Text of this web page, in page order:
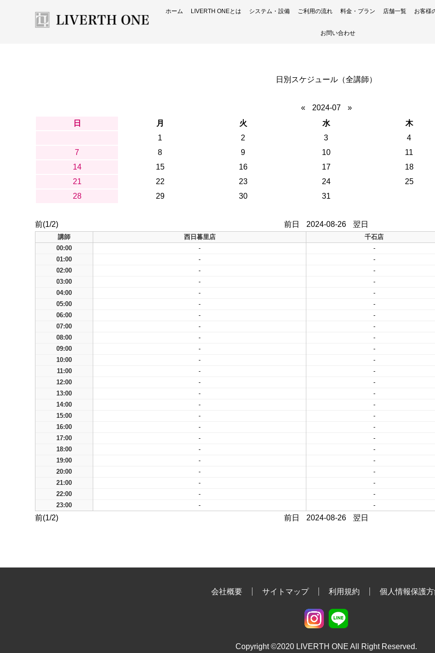
ホーム LIVERTH ONEとは システム・設備 ご利用の流れ 料金・プラン 店舗一覧 お客様
お問い合わせ
日別スケジュール（全講師）
« 2024-07 »
日 月 火 水 木
1
2 3 4
7
8 9 10 11
14
15 16 17 18
21
22 23 24 25
28
29 30 31
前(1/2) 前日 2024-08-26 翌日
講師 西日暮里店 千石店
00:00
- -
01:00
- -
02:00
- -
03:00
- -
04:00
- -
05:00
- -
06:00
- -
07:00
- -
08:00
- -
09:00
- -
10:00
- -
11:00
- -
12:00
- -
13:00
- -
14:00
- -
15:00
- -
16:00
- -
17:00
- -
18:00
- -
19:00
- -
20:00
- -
21:00
- -
22:00
- -
23:00
- -
前(1/2) 前日 2024-08-26 翌日
会社概要 サイトマップ 利用規約 個人情報保護
Copyright ©2020 LIVERTH ONE All Right Reserved.